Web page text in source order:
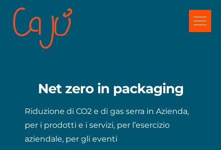
Salta
contenuto
Net zero in packaging
Riduzione di CO2 e di gas serra in Azienda,
per i prodotti e i servizi, per l’esercizio
aziendale, per gli eventi